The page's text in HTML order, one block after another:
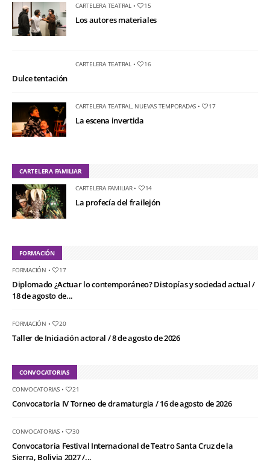
CARTELERA TEATRAL• 15
Los autores materiales
CARTELERA TEATRAL• 16
Dulce tentación
CARTELERA TEATRAL, NUEVAS TEMPORADAS • 17
La escena invertida
CARTELERA FAMILIAR
CARTELERA FAMILIAR• 14
La profecía del frailejón
FORMACIÓN
FORMACIÓN • 17
Diplomado ¿Actuar lo contemporáneo? Distopías y sociedad actual /
18 de agosto de...
FORMACIÓN • 20
Taller de Iniciación actoral / 8 de agosto de 2026
CONVOCATORIAS
CONVOCATORIAS• 21
Convocatoria IV Torneo de dramaturgia / 16 de agosto de 2026
CONVOCATORIAS• 30
Convocatoria Festival Internacional de Teatro Santa Cruz de la
Sierra, Bolivia 2027 /...